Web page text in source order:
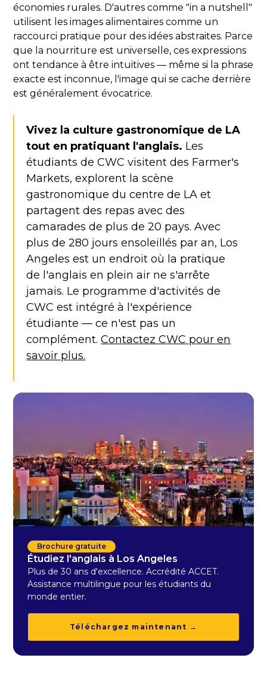
économies rurales. D'autres comme "in a nutshell"
utilisent les images alimentaires comme un
raccourci pratique pour des idées abstraites. Parce
que la nourriture est universelle, ces expressions
ont tendance à être intuitives — même si la phrase
exacte est inconnue, l'image qui se cache derrière
est généralement évocatrice.
Vivez la culture gastronomique de LA
tout en pratiquant l'anglais. Les
étudiants de CWC visitent des Farmer's
Markets, explorent la scène
gastronomique du centre de LA et
partagent des repas avec des
camarades de plus de 20 pays. Avec
plus de 280 jours ensoleillés par an, Los
Angeles est un endroit où la pratique
de l'anglais en plein air ne s'arrête
jamais. Le programme d'activités de
CWC est intégré à l'expérience
étudiante — ce n'est pas un
complément.Contactez CWC pour en
savoir plus.
Brochure gratuite
Étudiez l'anglais à Los Angeles
Plus de 30 ans d'excellence. Accrédité ACCET.
Assistance multilingue pour les étudiants du
monde entier.
Téléchargez maintenant →